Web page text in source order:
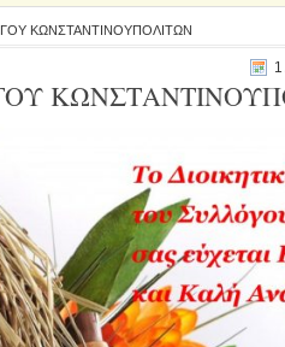
ΚΩΝΣΤΑΝΤΙΝΟΥΠΟΛΙΤΩΝ